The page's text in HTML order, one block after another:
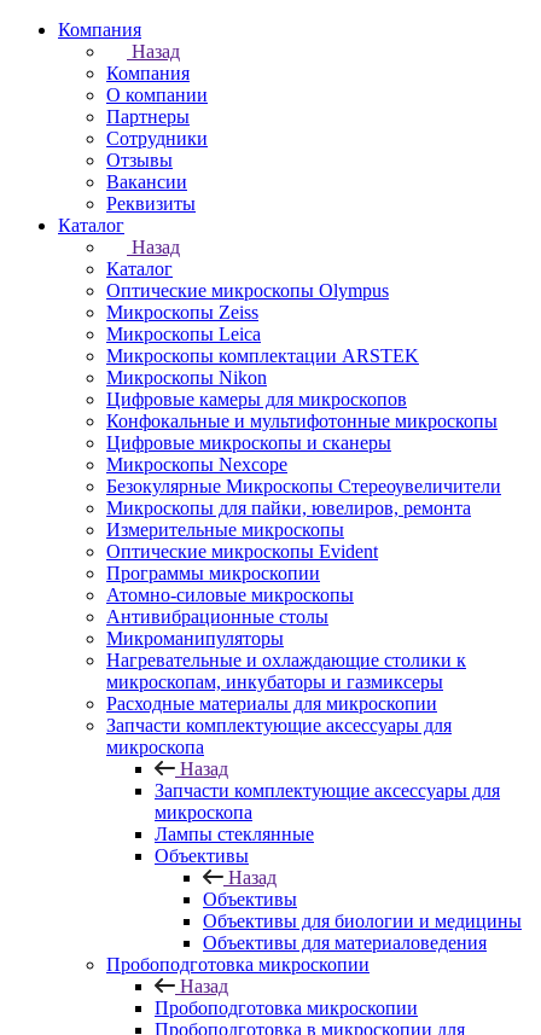
Компания
Назад
Компания
О компании
Партнеры
Сотрудники
Отзывы
Вакансии
Реквизиты
Каталог
Назад
Каталог
Оптические микроскопы Olympus
Микроскопы Zeiss
Микроскопы Leica
Микроскопы комплектации ARSTEK
Микроскопы Nikon
Цифровые камеры для микроскопов
Конфокальные и мультифотонные микроскопы
Цифровые микроскопы и сканеры
Микроскопы Nexcope
Безокулярные Микроскопы Стереоувеличители
Микроскопы для пайки, ювелиров, ремонта
Измерительные микроскопы
Оптические микроскопы Evident
Программы микроскопии
Атомно-силовые микроскопы
Антивибрационные столы
Микроманипуляторы
Нагревательные и охлаждающие столики к
микроскопам, инкубаторы и газмиксеры
Расходные материалы для микроскопии
Запчасти комплектующие аксессуары для
микроскопа
Назад
Запчасти комплектующие аксессуары для
микроскопа
Лампы стеклянные
Объективы
Назад
Объективы
Объективы для биологии и медицины
Объективы для материаловедения
Пробоподготовка микроскопии
Назад
Пробоподготовка микроскопии
Пробоподготовка в микроскопии для